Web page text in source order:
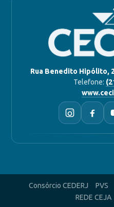
Rua Benedito Hipólito,
Telefone:
Consórcio CEDERJ PVS
REDE CEJA